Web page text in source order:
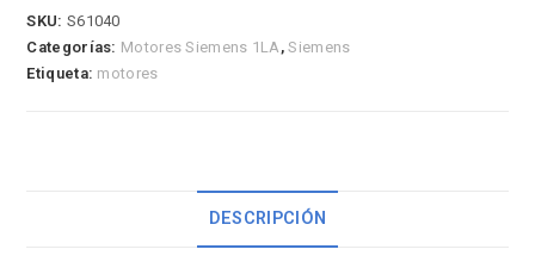
SKU: S61040
Categorías: Motores Siemens 1LA ,Siemens
Etiqueta: motores
DESCRIPCIÓN